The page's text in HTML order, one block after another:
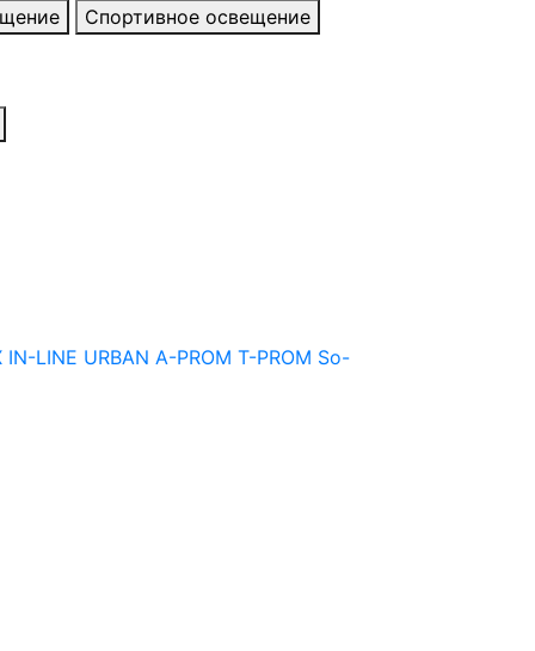
Спортивное освещение
IN-LINE URBAN A-PROM T-PROM So-